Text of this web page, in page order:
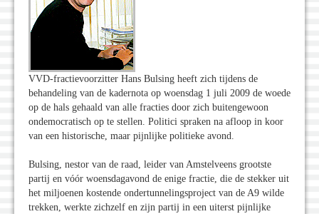
VVD-fractievoorzitter Hans Bulsing heeft zich tijdens de
behandeling van de kadernota op woensdag 1 juli 2009 de woede
op de hals gehaald van alle fracties door zich buitengewoon
ondemocratisch op te stellen. Politici spraken na afloop in koor
van een historische, maar pijnlijke politieke avond.
Bulsing, nestor van de raad, leider van Amstelveens grootste
partij en vóór woensdagavond de enige fractie, die de stekker uit
het miljoenen kostende ondertunnelingsproject van de A9 wilde
trekken, werkte zichzelf en zijn partij in een uiterst pijnlijke